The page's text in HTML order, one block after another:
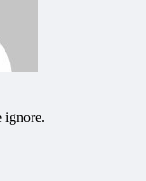
ignore.